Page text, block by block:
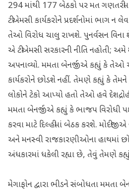
294 માંથી 177 બેઠકો પર મત ગણતરીમાં
ટીએમસી કાર્યકરોને પ્રદર્શનોમાં ભાગ ન
તેઓ વિરોધ ચાલુ રાખશે. પુનર્વસન વિના
એ ટીએમસી સરકારની નીતિ નહોતી; અમે
અપનાવ્યો. મમતા બેનર્જીએ કહ્યું કે
કાર્યકરોને છોડશે નહીં. તેમણે કહ્યું કે
લોકોને ટેકો આપ્યો હતો તેઓ હવે
મમતા બેનર્જીએ કહ્યું કે ભાજપ વિરોધી પક્ષો
કરવા માટે દિલ્હીમાં બેઠક કરશે.
અને મનસ્વી રાજકારણીઓના હાથમાં
અંધકારમાં ધકેલી રહ્યા છે, તેવું તેમણે
મેગાફોન દ્વારા ભીડને સંબોધતા મમતા